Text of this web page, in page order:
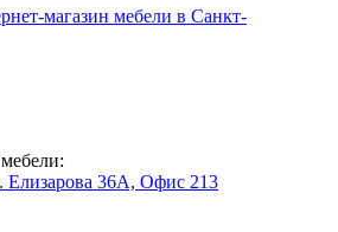
Елизарова 36А, Офис 213